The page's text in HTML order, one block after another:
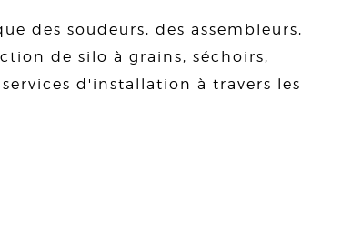
des soudeurs, des assembleurs,
de silo à grains, séchoirs,
d'installation à travers les